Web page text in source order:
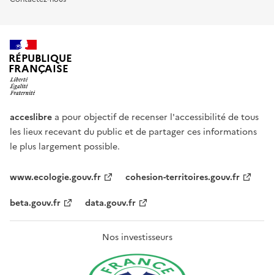
RÉPUBLIQUE
FRANÇAISE
acceslibre a pour objectif de recenser l'accessibilité de tous
les lieux recevant du public et de partager ces informations
le plus largement possible.
www.ecologie.gouv.fr
cohesion-territoires.gouv.fr
beta.gouv.fr
data.gouv.fr
Nos investisseurs